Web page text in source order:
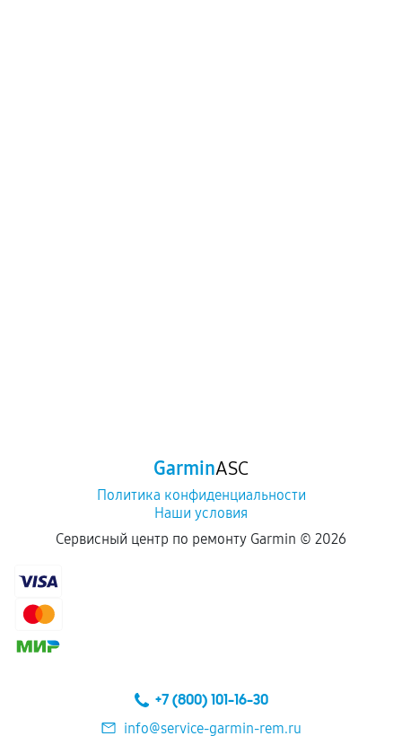
отдельных условиях.
Если комплектующие куплены
сохраняться полностью или частично, если
соблюдены следующие условия:
GarminASC
Политика конфиденциальности
Наши условия
Сервисный центр по ремонту Garmin © 2026
+7 (800) 101-16-30
info@service-garmin-rem.ru